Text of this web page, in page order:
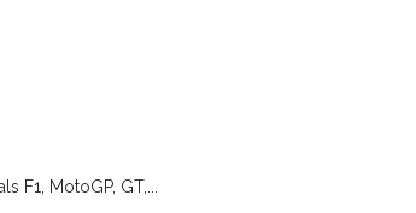
MotoGP, GT,...